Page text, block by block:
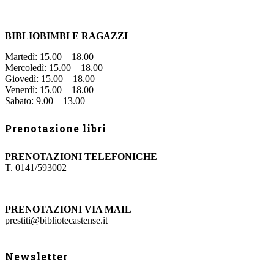
BIBLIOBIMBI E RAGAZZI
Martedì: 15.00 – 18.00
Mercoledì: 15.00 – 18.00
Giovedì: 15.00 – 18.00
Venerdì: 15.00 – 18.00
Sabato: 9.00 – 13.00
Prenotazione libri
PRENOTAZIONI TELEFONICHE
T. 0141/593002
PRENOTAZIONI VIA MAIL
prestiti@bibliotecastense.it
Newsletter